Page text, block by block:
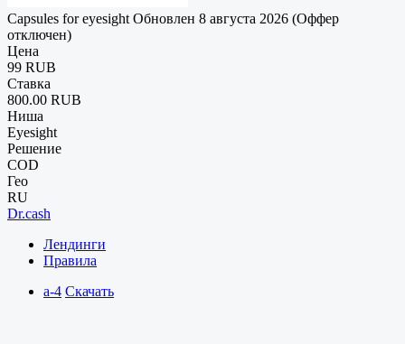
Capsules for eyesight Обновлен 8 августа 2026 (Оффер
отключен)
Цена
99 RUB
Ставка
800.00 RUB
Ниша
Eyesight
Решение
COD
Гео
RU
Dr.cash
Лендинги
Правила
a-4 Скачать